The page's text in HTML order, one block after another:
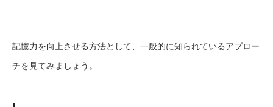
記憶力を向上させる方法として、一般的に知られているアプロー
チを見てみましょう。